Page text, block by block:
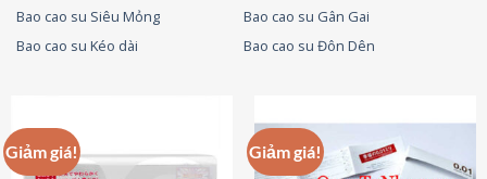
thể.
tùy
thể
được
chọn
Bao cao su Siêu Mỏng
Bao cao su Gân Gai
Bao cao su Kéo dài
Bao cao su Đôn Dên
Giảm giá! Giảm giá!